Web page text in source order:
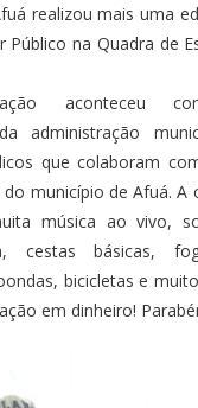
realizou mais uma
Público na Quadra de
aconteceu
administração
que colaboram
município de Afuá. A
música ao vivo,
cestas básicas,
bicicletas e
em dinheiro!